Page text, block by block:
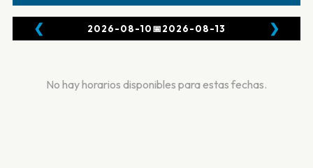
❮ 2026-08-10📅2026-08-13 ❯
No hay horarios disponibles para estas fechas.